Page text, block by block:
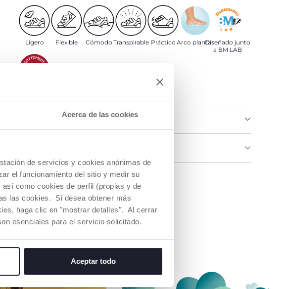
Acerca de las cookies
de servicios y cookies anónimas de
el funcionamiento del sitio y medir su
como cookies de perfil (propias y de
las cookies. Si desea obtener más
haga clic en "mostrar detalles". Al cerrar
esenciales para el servicio solicitado.
Aceptar todo
Ligero Flexible Cómodo Transpirable Práctico Arco plantarDiseñado junto
a BM LAB
DETALLES DEL PRODUCTO
Buscar una tienda